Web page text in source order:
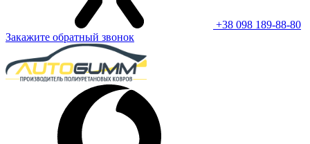
+38 098 189-88-80
Закажите обратный звонок